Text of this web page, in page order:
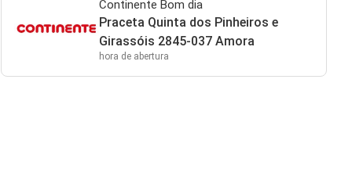
Continente Bom dia
Praceta Quinta dos Pinheiros e
Girassóis 2845-037 Amora
hora de abertura